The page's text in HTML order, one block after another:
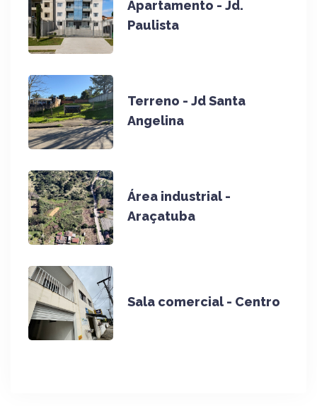
Apartamento - Jd.
Paulista
Terreno - Jd Santa
Angelina
Área industrial -
Araçatuba
Sala comercial - Centro